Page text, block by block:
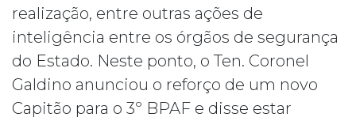
realização, entre outras ações de
inteligência entre os órgãos de segurança
do Estado. Neste ponto, o Ten. Coronel
Galdino anunciou o reforço de um novo
Capitão para o 3º BPAF e disse estar